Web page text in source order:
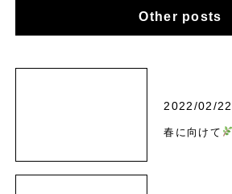
Other posts
2022/02/22
春に向けて